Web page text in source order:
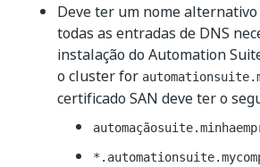
Deve ter um nome
todas as entradas de DNS
instalação do Automation
o cluster for
certificado SAN deve ter o